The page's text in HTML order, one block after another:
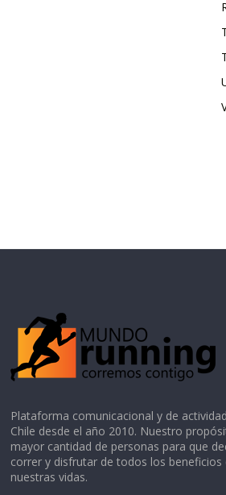
Plataforma comunicacional y de
Chile desde el año 2010. Nuestro
mayor cantidad de personas para que
correr y disfrutar de todos los
nuestras vidas.